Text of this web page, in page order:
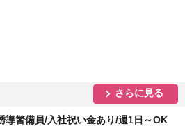
さらに見る
導警備員/入社祝い金あり/週1日～OK